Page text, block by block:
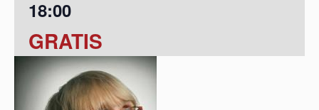
18:00
GRATIS